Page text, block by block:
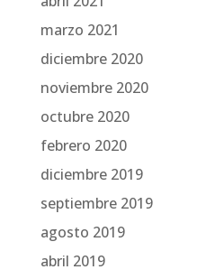
marzo 2021
diciembre 2020
noviembre 2020
octubre 2020
febrero 2020
diciembre 2019
septiembre 2019
agosto 2019
abril 2019